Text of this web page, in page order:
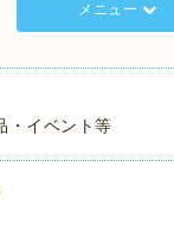
メニュー
・イベント等